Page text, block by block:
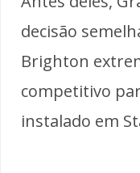
decisão
Brighton
competitivo
instalado em